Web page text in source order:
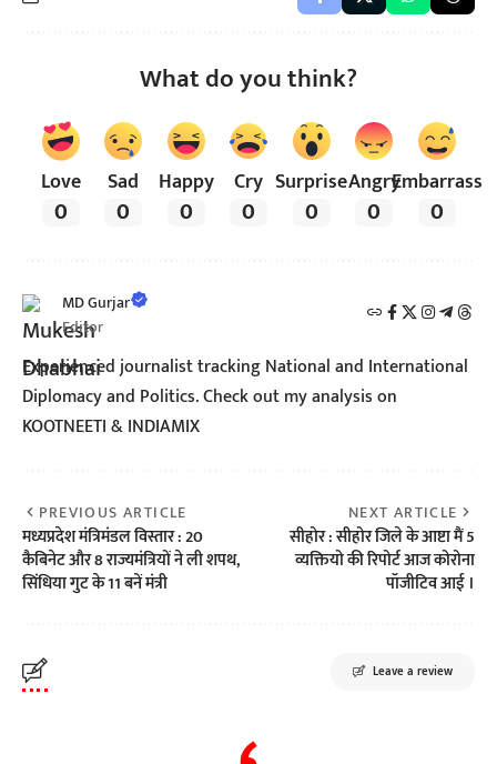
What do you think?
Love
0
Sad
0
Happy
0
Cry
0
Surprise
0
Angry
0
Embarrass
0
MD Gurjar
Editor
Experienced journalist tracking National and International
Diplomacy and Politics. Check out my analysis on
KOOTNEETI & INDIAMIX
PREVIOUS ARTICLE
मध्यप्रदेश मंत्रिमंडल विस्तार : 20
कैबिनेट और 8 राज्यमंत्रियों ने ली शपथ,
सिंधिया गुट के 11 बनें मंत्री
NEXT ARTICLE
सीहोर : सीहोर जिले के आष्टा मैं 5
व्यक्तियो की रिपोर्ट आज कोरोना
पॉजीटिव आई ।
Leave a review